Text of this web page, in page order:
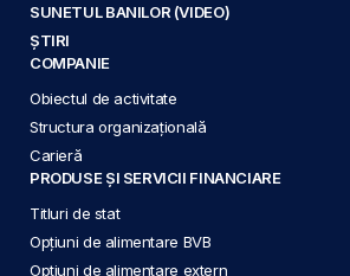
SUNETUL BANILOR (VIDEO)
ȘTIRI
COMPANIE
Obiectul de activitate
Structura organizațională
Carieră
PRODUSE ȘI SERVICII FINANCIARE
Titluri de stat
Opțiuni de alimentare BVB
Opțiuni de alimentare extern